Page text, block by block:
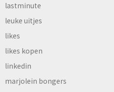
lastminute
leuke uitjes
likes
likes kopen
linkedin
marjolein bongers